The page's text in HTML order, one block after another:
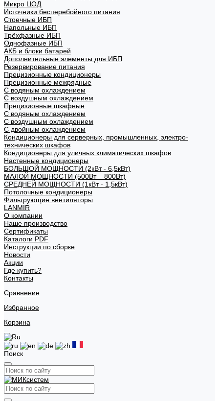
Микро ЦОД
Источники бесперебойного питания
Стоечные ИБП
Напольные ИБП
Трёхфазные ИБП
Однофазные ИБП
АКБ и блоки батарей
Дополнительные элементы для ИБП
Резервирование питания
Прецизионные кондиционеры
Прецизионные межрядные
С водяным охлаждением
С воздушным охлаждением
Прецизионные шкафные
С водяным охлаждением
С воздушным охлаждением
С двойным охлаждением
Кондиционеры для серверных, промышленных, электро-
технических шкафов
Кондиционеры для уличных климатических шкафов
Настенные кондиционеры
БОЛЬШОЙ МОЩНОСТИ (2кВт - 6,5кВт)
МАЛОЙ МОЩНОСТИ (500Вт – 800Вт)
СРЕДНЕЙ МОЩНОСТИ (1кВт - 1,5кВт)
Потолочные кондиционеры
Фильтрующие вентиляторы
LANMIR
О компании
Наше производство
Сертификаты
Каталоги PDF
Инструкции по сборке
Новости
Акции
Где купить?
Контакты
Сравнение
Избранное
Корзина
Поиск